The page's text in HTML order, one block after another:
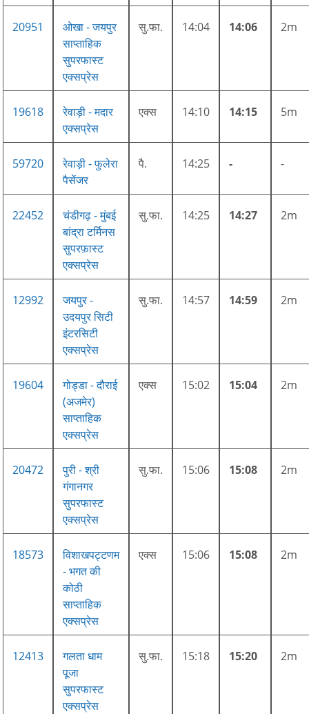
20951
ओखा - जयपुर
साप्ताहिक
सुपरफास्ट
एक्सप्रेस
सु.फा. 14:04 14:06 2m
19618
रेवाड़ी - मदार
एक्सप्रेस
एक्स 14:10 14:15 5m
59720
रेवाड़ी - फुलेरा
पैसेंजर
पै. 14:25 - -
22452
चंडीगढ़ - मुंबई
बांद्रा टर्मिनस
सुपरफ़ास्ट
एक्सप्रेस
सु.फा. 14:25 14:27 2m
12992
जयपुर -
उदयपुर सिटी
इंटरसिटी
एक्सप्रेस
सु.फा. 14:57 14:59 2m
19604
गोड्डा - दौराई
(अजमेर)
साप्ताहिक
एक्सप्रेस
एक्स 15:02 15:04 2m
20472
पुरी - श्री
गंगानगर
सुपरफास्ट
एक्सप्रेस
सु.फा. 15:06 15:08 2m
18573
विशाखपट्टणम
- भगत की
कोठी
साप्ताहिक
एक्सप्रेस
एक्स 15:06 15:08 2m
12413
गलता धाम
पूजा
सुपरफास्ट
एक्सप्रेस
सु.फा. 15:18 15:20 2m